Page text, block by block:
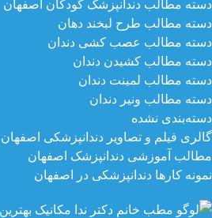
دسته مطالب دندانپزشک کودکان اصفهان
دسته مطالب طرح لبخند دهان
دسته مطالب عصب کشی دندان
دسته مطالب کشیدن دندان
دسته مطالب لمینت دندان
دسته مطالب ونیر دندان
دسته‌بندی نشده
گالری فیلم و تصاویر دندانپزشکی اصفهان
مطالب آموزشی دندانپزشک اصفهان
نمونه کارها دندانپزشکی در اصفهان